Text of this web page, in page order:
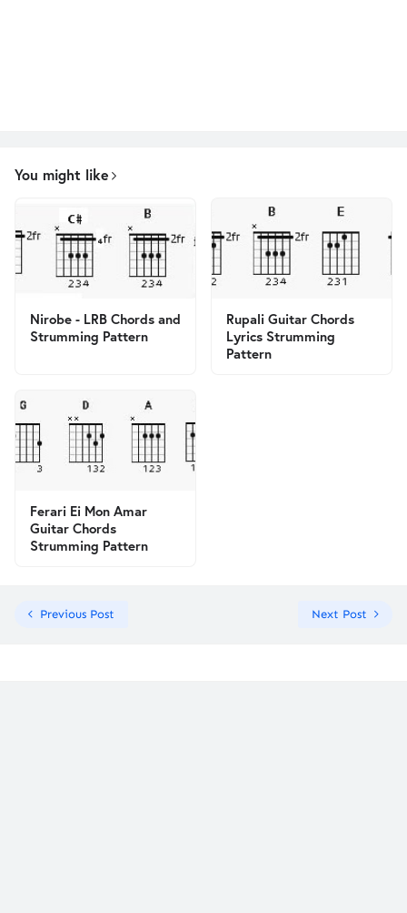
You might like
Nirobe - LRB Chords and
Strumming Pattern
Rupali Guitar Chords
Lyrics Strumming
Pattern
Ferari Ei Mon Amar
Guitar Chords
Strumming Pattern
Previous Post Next Post